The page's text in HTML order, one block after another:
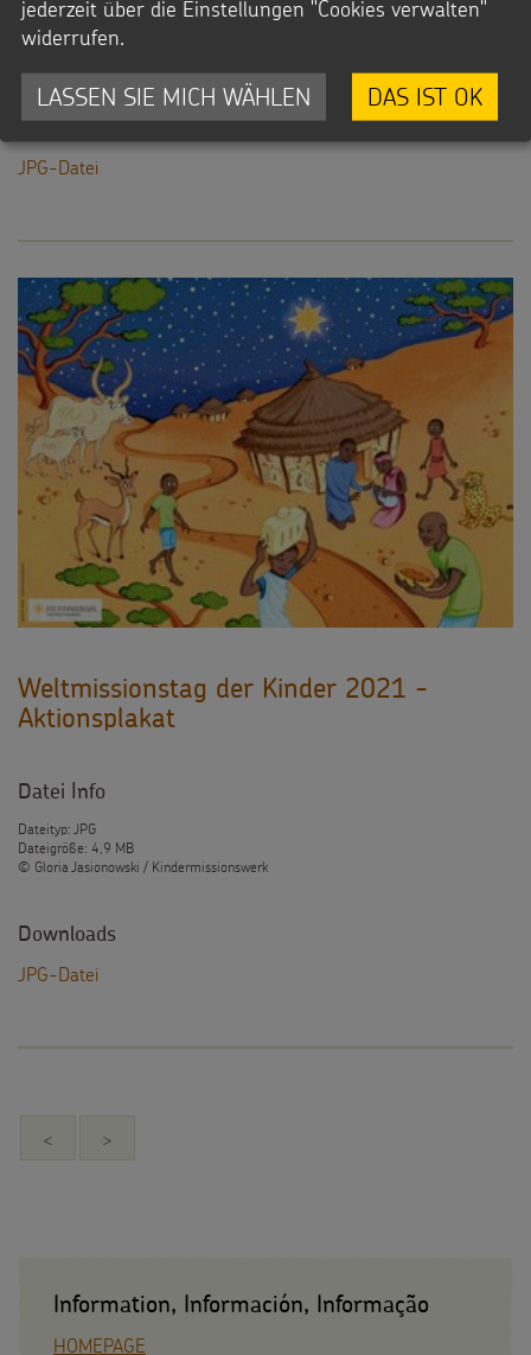
Dateityp: JPG
Dateigröße: 1,8 MB
Downloads
JPG-Datei
Weltmissionstag der Kinder 2021 -
Aktionsplakat
Datei Info
Dateityp: JPG
Dateigröße: 4,9 MB
© Gloria Jasionowski / Kindermissionswerk
Downloads
JPG-Datei
< >
Information, Información, Informação
HOMEPAGE
jederzeit über die Einstellungen "Cookies verwalten"
widerrufen.
LASSEN SIE MICH WÄHLEN DAS IST OK